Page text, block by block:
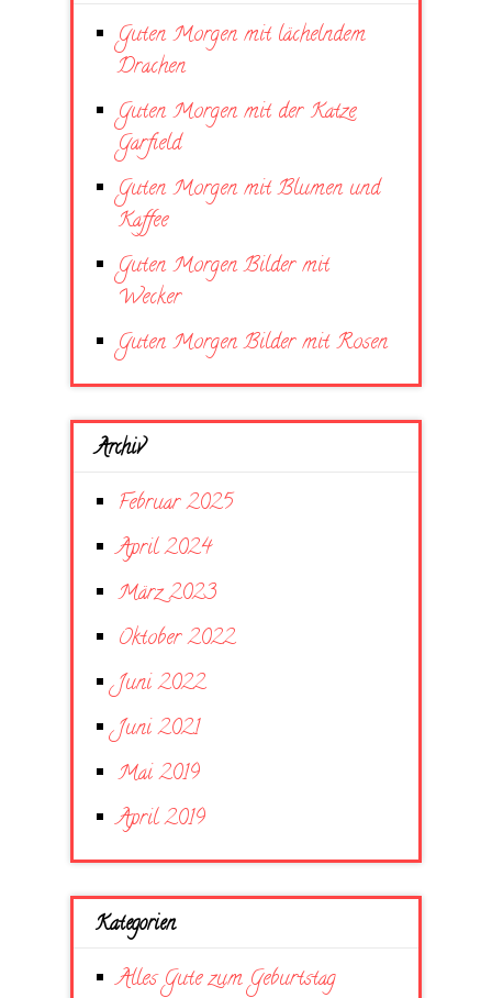
Guten Morgen mit lächelndem
Drachen
Guten Morgen mit der Katze
Garfield
Guten Morgen mit Blumen und
Kaffee
Guten Morgen Bilder mit
Wecker
Guten Morgen Bilder mit Rosen
Archiv
Februar 2025
April 2024
März 2023
Oktober 2022
Juni 2022
Juni 2021
Mai 2019
April 2019
Kategorien
Alles Gute zum Geburtstag